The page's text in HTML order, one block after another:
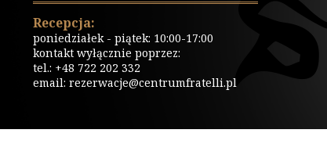
Recepcja:
poniedziałek - piątek: 10:00-17:00
kontakt wyłącznie poprzez:
tel.: +48 722 202 332
email:rezerwacje@centrumfratelli.pl